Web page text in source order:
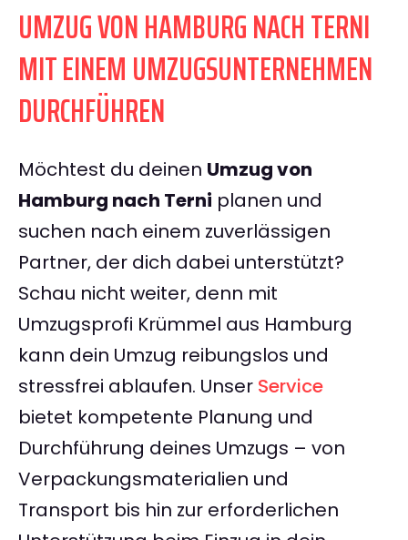
UMZUG VON HAMBURG NACH TERNI
MIT EINEM UMZUGSUNTERNEHMEN
DURCHFÜHREN
Möchtest du deinen Umzug von
Hamburg nach Terni planen und
suchen nach einem zuverlässigen
Partner, der dich dabei unterstützt?
Schau nicht weiter, denn mit
Umzugsprofi Krümmel aus Hamburg
kann dein Umzug reibungslos und
stressfrei ablaufen. Unser Service
bietet kompetente Planung und
Durchführung deines Umzugs – von
Verpackungsmaterialien und
Transport bis hin zur erforderlichen